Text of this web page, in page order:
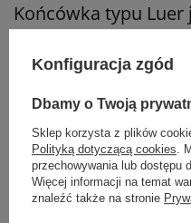
Końcówka typu
jednorazowymi.
Na końcu igły
Wielokrotnego
jakości stali
Konfiguracja zgód
Dbamy o Twoją
Sklep korzysta z plików
Polityką dotyczącą cookies .
przechowywania lub dostępu
Więcej informacji na temat
znaleźć także na stronie